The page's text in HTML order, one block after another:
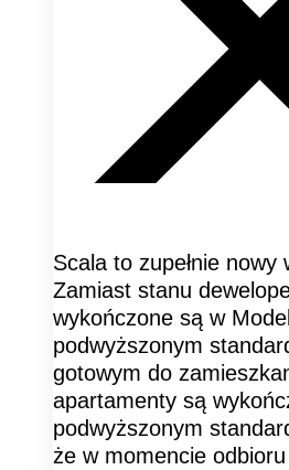
Scala to zupełnie nowy
Zamiast stanu
wykończone są w
podwyższonym
gotowym do
apartamenty są
podwyższonym
że w momencie